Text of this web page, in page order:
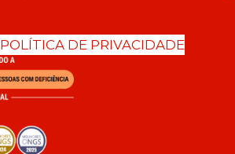
POLÍTICA DE PRIVACIDADE